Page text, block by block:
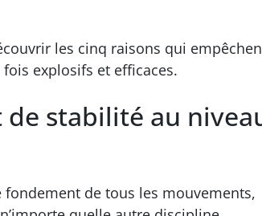
les cinq raisons qui
fois explosifs et efficaces.
de stabilité au
de tous les mouvements,